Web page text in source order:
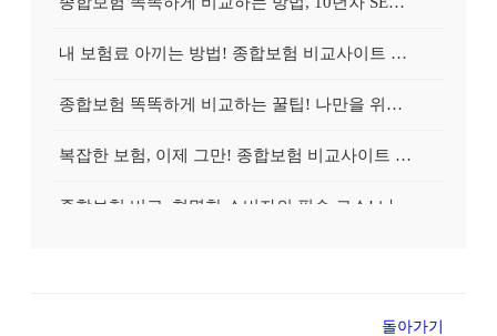
내 보험료 아끼는 방법! 종합보험 비교사이트 활용법 A to Z
종합보험 똑똑하게 비교하는 꿀팁! 나만을 위한 맞춤 설계 지금 바로 확인하세요
복잡한 보험, 이제 그만! 종합보험 비교사이트 활용법 완전 정복
돌아가기